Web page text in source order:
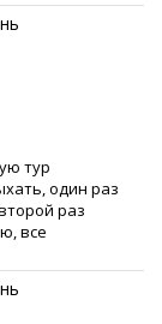
тур
один раз
раз
все